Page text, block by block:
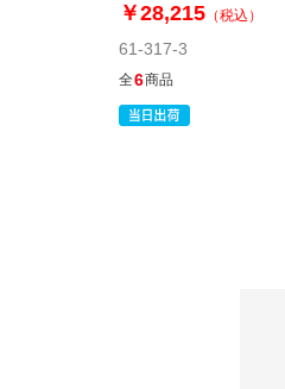
￥28,215 （税込）
61-317-3
全6商品